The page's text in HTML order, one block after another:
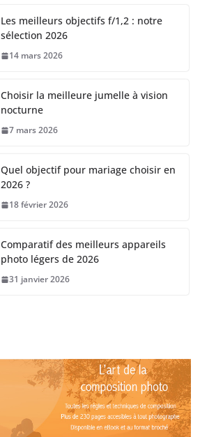
Les meilleurs objectifs f/1,2 : notre
sélection 2026
14 mars 2026
Choisir la meilleure jumelle à vision
nocturne
7 mars 2026
Quel objectif pour mariage choisir en
2026 ?
18 février 2026
Comparatif des meilleurs appareils
photo légers de 2026
31 janvier 2026